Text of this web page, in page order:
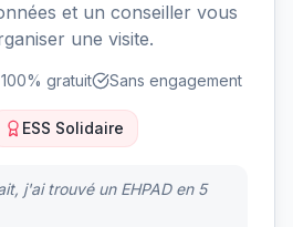
et un conseiller vous
une visite.
100% gratuit Sans engagement
ESS Solidaire
j'ai trouvé un EHPAD en 5